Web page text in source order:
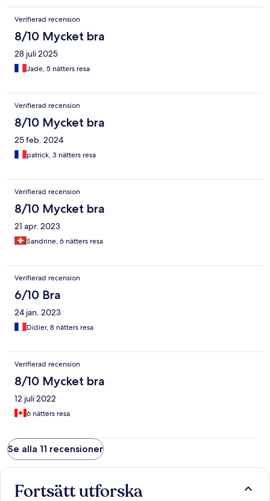
Verifierad recension
8/10 Mycket bra
28 juli 2025
Jade, 5 nätters resa
Verifierad recension
8/10 Mycket bra
25 feb. 2024
patrick, 3 nätters resa
Verifierad recension
8/10 Mycket bra
21 apr. 2023
Sandrine, 6 nätters resa
Verifierad recension
6/10 Bra
24 jan. 2023
Didier, 8 nätters resa
Verifierad recension
8/10 Mycket bra
12 juli 2022
6 nätters resa
Se alla 11 recensioner
Fortsätt utforska